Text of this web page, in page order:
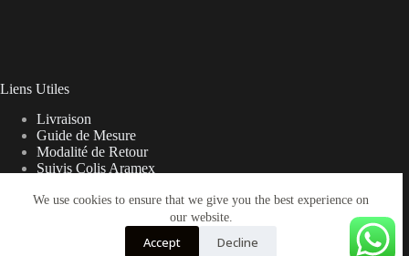
We use cookies to ensure that we give you the best experience on
our website.
Accept Decline
Liens Utiles
Livraison
Guide de Mesure
Modalité de Retour
Suivis Colis Aramex
Les frais de livraison peuvent parfois varier du prix affiché sur